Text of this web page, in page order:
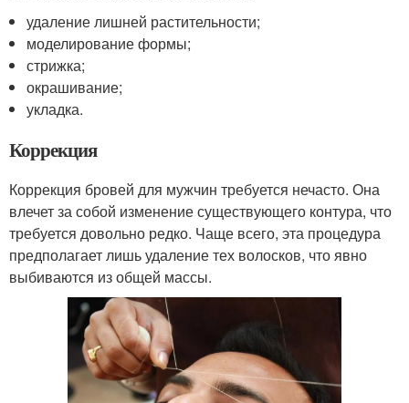
удаление лишней растительности;
моделирование формы;
стрижка;
окрашивание;
укладка.
Коррекция
Коррекция бровей для мужчин требуется нечасто. Она
влечет за собой изменение существующего контура, что
требуется довольно редко. Чаще всего, эта процедура
предполагает лишь удаление тех волосков, что явно
выбиваются из общей массы.